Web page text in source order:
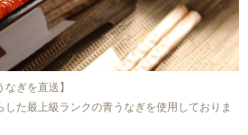
ぎを直送】
した最上級ランクの青うなぎを使用しておりま